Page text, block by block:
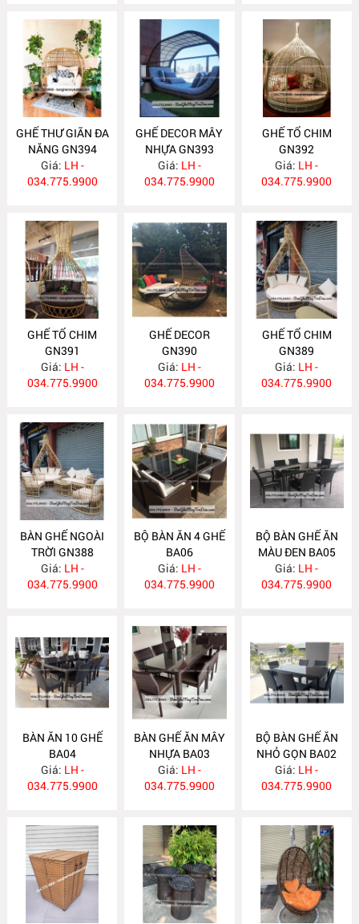
GHẾ THƯ GIÃN ĐA
NĂNG GN394
Giá: LH -
034.775.9900
GHẾ DECOR MÂY
NHỰA GN393
Giá: LH -
034.775.9900
GHẾ TỔ CHIM
GN392
Giá: LH -
034.775.9900
GHẾ TỔ CHIM
GN391
Giá: LH -
034.775.9900
GHẾ DECOR
GN390
Giá: LH -
034.775.9900
GHẾ TỔ CHIM
GN389
Giá: LH -
034.775.9900
BÀN GHẾ NGOÀI
TRỜI GN388
Giá: LH -
034.775.9900
BỘ BÀN ĂN 4 GHẾ
BA06
Giá: LH -
034.775.9900
BỘ BÀN GHẾ ĂN
MÀU ĐEN BA05
Giá: LH -
034.775.9900
BÀN ĂN 10 GHẾ
BA04
Giá: LH -
034.775.9900
BÀN GHẾ ĂN MÂY
NHỰA BA03
Giá: LH -
034.775.9900
BỘ BÀN GHẾ ĂN
NHỎ GỌN BA02
Giá: LH -
034.775.9900